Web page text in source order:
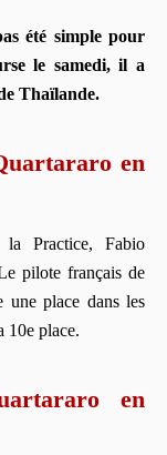
été simple pour
le samedi, il a
Thaïlande.
en
Practice, Fabio
pilote français de
une place dans les
10e place.
en